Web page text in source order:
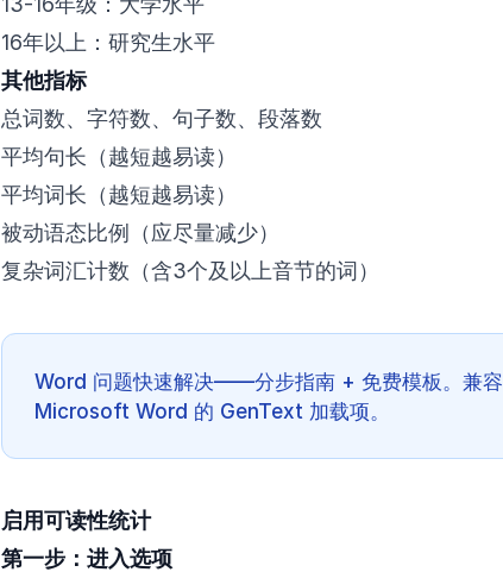
16年以上：研究生水平
其他指标
总词数、字符数、句子数、段落数
平均句长（越短越易读）
平均词长（越短越易读）
被动语态比例（应尽量减少）
复杂词汇计数（含3个及以上音节的词）
Word 问题快速解决——分步指南 + 免费模板。兼容
Microsoft Word 的 GenText 加载项。
启用可读性统计
第一步：进入选项